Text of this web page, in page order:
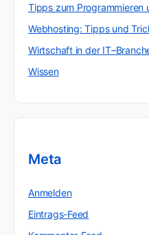
Tipps zum Programmieren
Webhosting: Tipps und
Wirtschaft in der
Wissen
Meta
Anmelden
Eintrags-Feed